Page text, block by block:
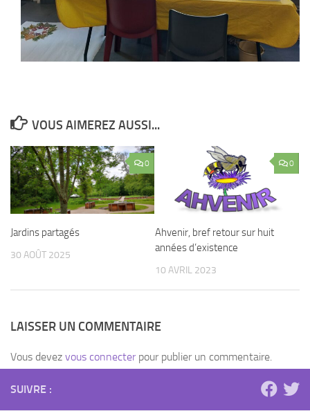
VOUS AIMEREZ AUSSI...
0
Jardins partagés
30 AOÛT 2025
0
Ahvenir, bref retour sur huit
années d’existence
10 AVRIL 2023
LAISSER UN COMMENTAIRE
Vous devez vous connecterpour publier un commentaire.
SUIVRE :